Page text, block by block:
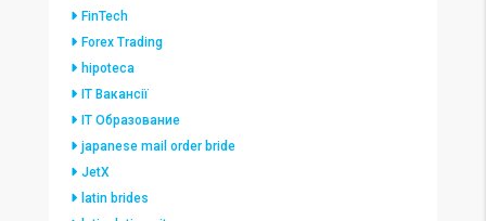
FinTech
Forex Trading
hipoteca
IT Вакансії
IT Образование
japanese mail order bride
JetX
latin brides